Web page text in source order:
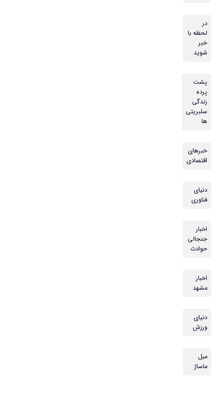
در
لحظه با
خبر
شوید
پشت
پرده
زندگی
سلبریتی
ها
خبرهای
اقتصادی
دنیای
فناوری
اخبار
جنجالی
حوادث
اخبار
مشهد
دنیای
ورزش
مبل
ماساژ